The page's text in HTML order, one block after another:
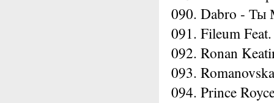
090. Dabro - Ты
091. Fileum
092. Ronan
093.
094. Prince